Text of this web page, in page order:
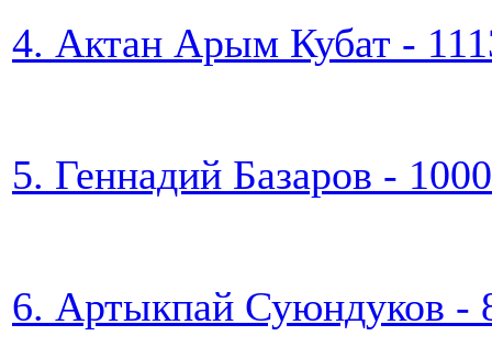
4. Актан Арым Кубат -
5. Геннадий Базаров -
6. Артыкпай Суюндуков -